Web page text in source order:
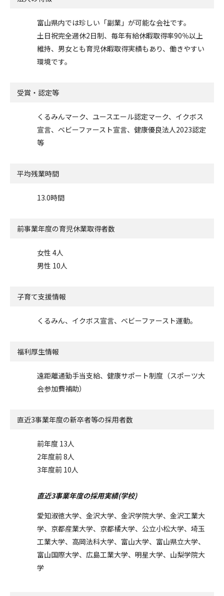
富山県内では珍しい「副業」が可能な会社です。
土日祝完全週休2日制、毎年有給休暇取得率90％以上
維持、男女とも育児休暇取得実績もあり、働きやすい
環境です。
受賞・認定等
くるみんマーク、ユースエール認定マーク、イクボス
宣言、ベビーファースト宣言、健康優良法人2023認定
等
平均残業時間
13.0時間
前事業年度の育児休業取得者数
女性 4人
男性 10人
子育て支援情報
くるみん、イクボス宣言、ベビーファースト運動。
福利厚生情報
遠距離通勤手当支給、健康サポート制度（スポーツ大
会参加費補助）
直近3事業年度の新卒者等の採用者数
前年度 13人
2年度前 8人
3年度前 10人
直近3事業年度の採用実績(学校)
愛知淑徳大学、金沢大学、金沢学院大学、金沢工業大
学、京都産業大学、京都橘大学、公立小松大学、埼玉
工業大学、高岡法科大学、富山大学、富山県立大学、
富山国際大学、広島工業大学、明星大学、山梨学院大
学